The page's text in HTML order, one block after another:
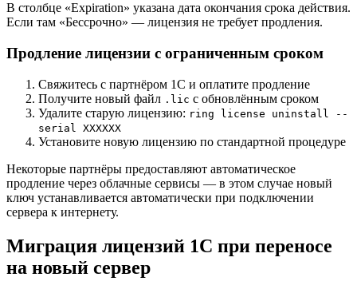
В столбце «Expiration» указана дата окончания срока действия.
Если там «Бессрочно» — лицензия не требует продления.
Продление лицензии с ограниченным сроком
Свяжитесь с партнёром 1С и оплатите продление
Получите новый файл .lic с обновлённым сроком
Удалите старую лицензию: ring license uninstall --
serial XXXXXX
Установите новую лицензию по стандартной процедуре
Некоторые партнёры предоставляют автоматическое
продление через облачные сервисы — в этом случае новый
ключ устанавливается автоматически при подключении
сервера к интернету.
Миграция лицензий 1С при переносе
на новый сервер